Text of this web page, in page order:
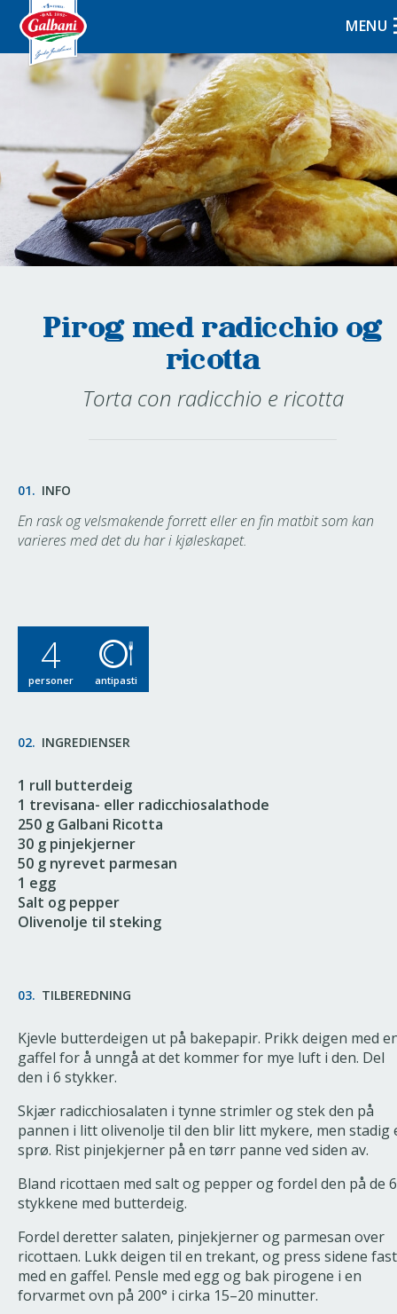
MENU
Pirog med radicchio og
ricotta
Torta con radicchio e ricotta
01. INFO
En rask og velsmakende forrett eller en fin matbit som kan
varieres med det du har i kjøleskapet.
4
personer antipasti
02. INGREDIENSER
1 rull butterdeig
1 trevisana- eller radicchiosalathode
250 g Galbani Ricotta
30 g pinjekjerner
50 g nyrevet parmesan
1 egg
Salt og pepper
Olivenolje til steking
03. TILBEREDNING
Kjevle butterdeigen ut på bakepapir. Prikk deigen med
gaffel for å unngå at det kommer for mye luft i den. Del
den i 6 stykker.
Skjær radicchiosalaten i tynne strimler og stek den på
pannen i litt olivenolje til den blir litt mykere, men stadig
sprø. Rist pinjekjerner på en tørr panne ved siden av.
Bland ricottaen med salt og pepper og fordel den på de 6
stykkene med butterdeig.
Fordel deretter salaten, pinjekjerner og parmesan over
ricottaen. Lukk deigen til en trekant, og press sidene fast
med en gaffel. Pensle med egg og bak pirogene i en
forvarmet ovn på 200° i cirka 15–20 minutter.